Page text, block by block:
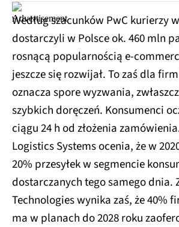
Według szacunków PwC kurierzy
dostarczyli w Polsce ok. 460 mln
rosnącą popularnością e-
jeszcze się rozwijał. To zaś dla
oznacza spore wyzwania,
szybkich doręczeń. Konsumenci
ciągu 24 h od złożenia
Logistics Systems ocenia, że w
20% przesyłek w segmencie
dostarczanych tego samego dnia.
Technologies wynika zaś, że 40%
ma w planach do 2028 roku